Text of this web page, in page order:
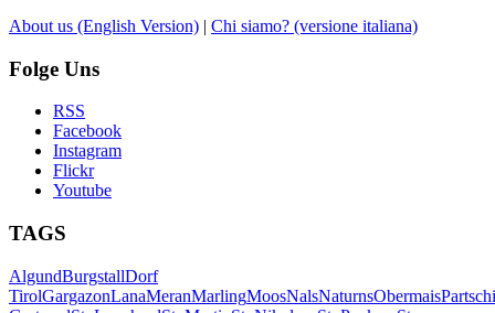
About us (English Version) | Chi siamo? (versione italiana)
Folge Uns
RSS
Facebook
Instagram
Flickr
Youtube
TAGS
AlgundBurgstallDorf
TirolGargazonLanaMeranMarlingMoosNalsNaturnsObermais